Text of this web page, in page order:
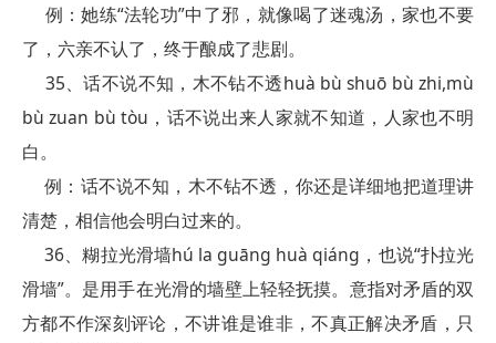
例：她练“法轮功”中了邪，就像喝了迷魂汤，家也不要
了，六亲不认了，终于酿成了悲剧。
35、话不说不知，木不钻不透huà bù shuō bù zhi,mù
bù zuan bù tòu，话不说出来人家就不知道，人家也不明
白。
例：话不说不知，木不钻不透，你还是详细地把道理讲
清楚，相信他会明白过来的。
36、糊拉光滑墙hú la guāng huà qiáng，也说“扑拉光
滑墙”。是用手在光滑的墙壁上轻轻抚摸。意指对矛盾的双
方都不作深刻评论，不讲谁是谁非，不真正解决矛盾，只